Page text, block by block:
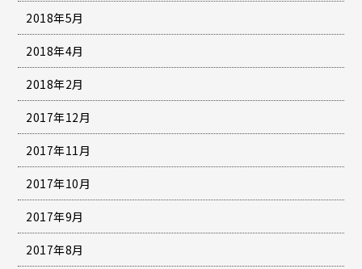
2018年5月
2018年4月
2018年2月
2017年12月
2017年11月
2017年10月
2017年9月
2017年8月